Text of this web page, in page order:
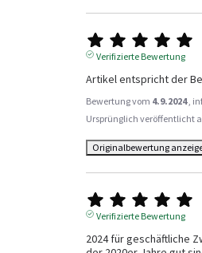
Verifizierte Bewertung
Artikel entspricht der
Bewertung vom 4.9.2024 ,
Ursprünglich veröffentlicht
Originalbewertung
Verifizierte Bewertung
2024 für geschäftliche